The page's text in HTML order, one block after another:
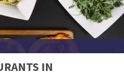
IN